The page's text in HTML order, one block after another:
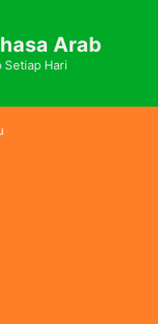
Arab
Setiap Hari